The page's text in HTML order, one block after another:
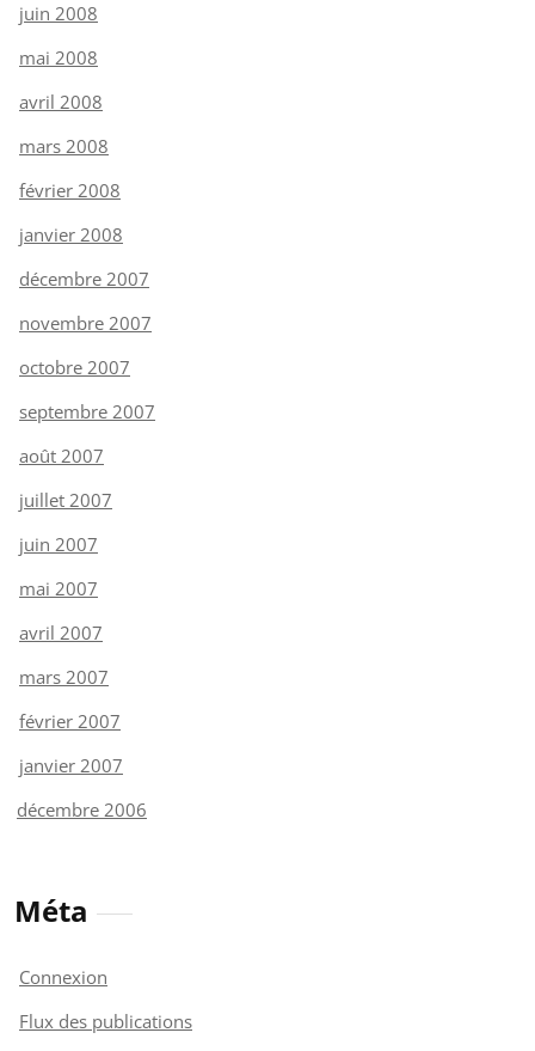
juin 2008
mai 2008
avril 2008
mars 2008
février 2008
janvier 2008
décembre 2007
novembre 2007
octobre 2007
septembre 2007
août 2007
juillet 2007
juin 2007
mai 2007
avril 2007
mars 2007
février 2007
janvier 2007
décembre 2006
Méta
Connexion
Flux des publications